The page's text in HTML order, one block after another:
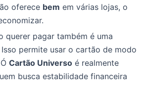
oferece bem em várias lojas, o
querer pagar também é uma
permite usar o cartão de modo
Cartão Universo é realmente
busca estabilidade financeira